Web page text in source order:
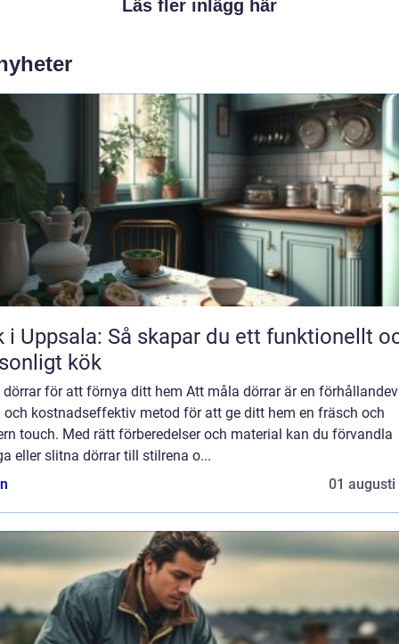
Läs fler inlägg här
i Uppsala: Så skapar du ett funktionellt
kök
för att förnya ditt hem Att måla dörrar är en
och kostnadseffektiv metod för att ge ditt hem en fräsch och
touch. Med rätt förberedelser och material kan du förvandla
eller slitna dörrar till stilrena o...
01 augusti